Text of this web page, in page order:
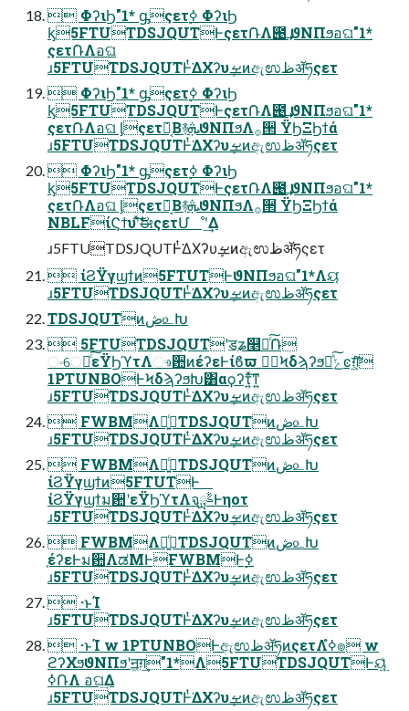
 ΦʔιϦ"1* ᶃςετ࣮ߦ ΦʔιϦ
ᶄ5FTUTDSJQUTͰςετ݁ՌΛ౉͢ ϑΝΠϧอଘ"1*
ςετ݁ՌΛอଘ
ɹ5FTUTDSJQUTͰͭ͘ΔΧʔυܾࡁͷඇಉظॲཧςετ
 ΦʔιϦ"1* ᶃςετ࣮ߦ ΦʔιϦ
ᶄ5FTUTDSJQUTͰςετ݁ՌΛ౉͢ ϑΝΠϧอଘ"1*
ςετ݁ՌΛอଘ ᶅςετ݁Ռ͔Β࿈ܞϑΝΠϧΛ࡞੒ ΫϦΞϦϯά
ɹ5FTUTDSJQUTͰͭ͘ΔΧʔυܾࡁͷඇಉظॲཧςετ
 ΦʔιϦ"1* ᶃςετ࣮ߦ ΦʔιϦ
ᶄ5FTUTDSJQUTͰςετ݁ՌΛ౉͢ ϑΝΠϧอଘ"1*
ςετ݁ՌΛอଘ ᶅςετ݁Ռ͔Β࿈ܞϑΝΠϧΛ࡞੒ ΫϦΞϦϯά
NBLFίϚϯυʹͯࣗ͠ಈςετՄೳʹ͢Δ
ɹ5FTUTDSJQUTͰͭ͘ΔΧʔυܾࡁͷඇಉظॲཧςετ
 ίϨΫγϣϯͷ5FTUTͰϑΝΠϧอଘ"1*Λୟ͘
ɹ5FTUTDSJQUTͰͭ͘ΔΧʔυܾࡁͷඇಉظॲཧςετ
TDSJQUTͷڞ௨Խ
 5FTUTDSJQUTʹॾʑ௥Ճͨ݁͠Ռ
ංେԽͨ͠εΫϦϓτΛෳ਺ͷέʔεͰίϐϖ దٓϞδϡʔϧԽͯ͠ݺͼग़͍͕ͨ͠
1PTUNBOͰϞδϡʔϧԽ͸αϙʔτ͍ͯ͠ͳ͍
ɹ5FTUTDSJQUTͰͭ͘ΔΧʔυܾࡁͷඇಉظॲཧςετ
 FWBMΛ༻͍ͨTDSJQUTͷڞ௨Խ
ɹ5FTUTDSJQUTͰͭ͘ΔΧʔυܾࡁͷඇಉظॲཧςετ
 FWBMΛ༻͍ͨTDSJQUTͷڞ௨Խ
ίϨΫγϣϯͷ5FTUTͰ
ίϨΫγϣϯม਺ʹεΫϦϓτΛจࣈྻͰηοτ
ɹ5FTUTDSJQUTͰͭ͘ΔΧʔυܾࡁͷඇಉظॲཧςετ
 FWBMΛ༻͍ͨTDSJQUTͷڞ௨Խ
֤έʔεͰม਺ΛಡΜͰFWBMͰ࣮ߦ
ɹ5FTUTDSJQUTͰͭ͘ΔΧʔυܾࡁͷඇಉظॲཧςετ
 ·ͱΊ
ɹ5FTUTDSJQUTͰͭ͘ΔΧʔυܾࡁͷඇಉظॲཧςετ
 ·ͱΊ w 1PTUNBOͰඇಉظॲཧͷςετΛߦ͏ํ๏ w
ϩʔΧϧϑΝΠϧʹॻ͖ग़͢"1*Λ5FTUTDSJQUTͰୟ͍࣮ͯ
ߦ݁ՌΛ อଘ͢Δ
ɹ5FTUTDSJQUTͰͭ͘ΔΧʔυܾࡁͷඇಉظॲཧςετ